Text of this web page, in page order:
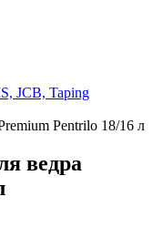
JCB, Taping
Pentrilo 18/16 л
ведра